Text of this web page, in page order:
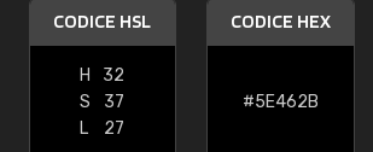
CODICE HSL
H
32
S
37
L
27
CODICE HEX
#5E462B